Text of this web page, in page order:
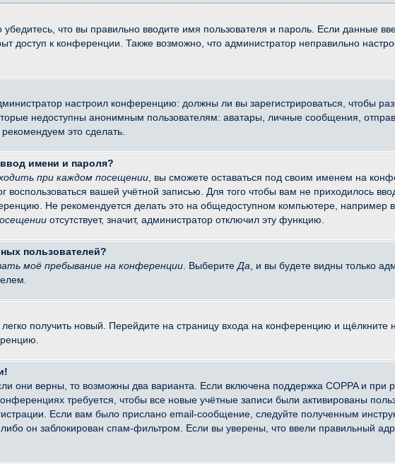
что вы правильно вводите имя пользователя и пароль. Если данные
доступ к конференции. Также возможно, что администратор неправильно
настроил конференцию: должны ли вы зарегистрироваться, чтобы
недоступны анонимным пользователям: аватары, личные сообщения,
это сделать.
имени и пароля?
при каждом посещении , вы сможете оставаться под своим именем на
воспользоваться вашей учётной записью. Для того чтобы вам не приходилось
Не рекомендуется делать это на общедоступном компьютере, например
отсутствует, значит, администратор отключил эту функцию.
пользователей?
моё пребывание на конференции . Выберите Да , и вы будете видны только
получить новый. Перейдите на страницу входа на конференцию и щёлкните
они верны, то возможны два варианта. Если включена поддержка COPPA и при
требуется, чтобы все новые учётные записи были активированы
Если вам было прислано email-сообщение, следуйте полученным
он заблокирован спам-фильтром. Если вы уверены, что ввели правильный